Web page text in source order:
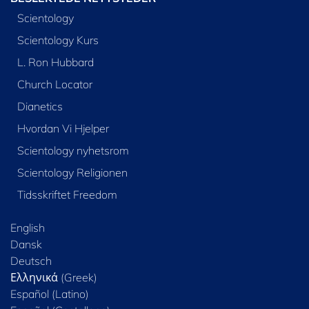
Scientology
Scientology Kurs
L. Ron Hubbard
Church Locator
Dianetics
Hvordan Vi Hjelper
Scientology nyhetsrom
Scientology Religionen
Tidsskriftet Freedom
English
Dansk
Deutsch
Ελληνικά (Greek)
Español (Latino)